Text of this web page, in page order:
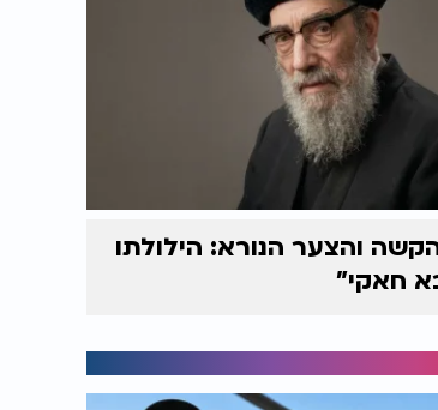
והצער הנורא: הילולתו
חאקי"